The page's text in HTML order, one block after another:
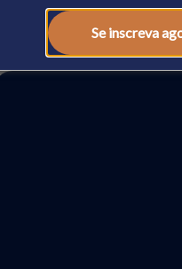
Se inscreva